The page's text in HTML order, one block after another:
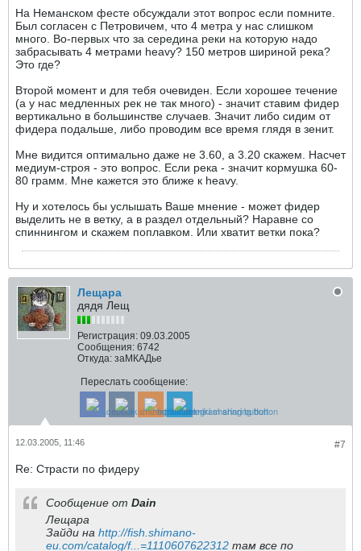
На Неманском фесте обсуждали этот вопрос если помните.
Был согласен с Петровичем, что 4 метра у нас слишком
много. Во-первых что за середина реки на которую надо
забрасывать 4 метрами heavy? 150 метров шириной река?
Это где?
Второй момент и для тебя очевиден. Если хорошее течение
(а у нас медленных рек не так много) - значит ставим фидер
вертикально в большинстве случаев. Значит либо сидим от
фидера подальше, либо проводим все время глядя в зенит.
Мне видится оптимально даже не 3.60, а 3.20 скажем. Насчет
медиум-строя - это вопрос. Если река - значит кормушка 60-
80 грамм. Мне кажется это ближе к heavy.
Ну и хотелось бы услышать Ваше мнение - может фидер
выделить не в ветку, а в раздел отдельный? Наравне со
спиннингом и скажем поплавком. Или хватит ветки пока?
Лещара
дядя Лещ
Регистрация: 09.03.2005
Сообщения: 6742
Откуда: заМКАДье
Переслать сообщение:
#7
12.03.2005, 11:46
Re: Страсти по фидеру
Сообщение от Dain
Лещара
Зайди на http://fish.shimano-
eu.com/catalog/f...=1110607622312 там все по